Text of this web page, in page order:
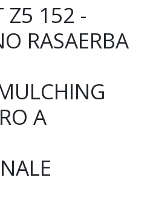
Z5 152 -
RASAERBA
A